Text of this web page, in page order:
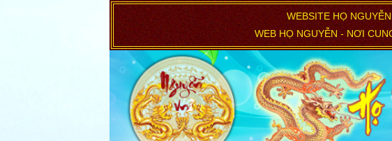
WEBSITE HỌ
WEB HỌ NGUYỄN - NƠI